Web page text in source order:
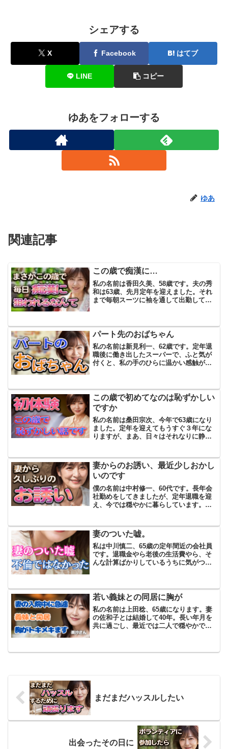
シェアする
X Facebook はてブ
LINE コピー
ゆあをフォローする
ゆあ
関連記事
この歳で痴漢に…
私の名前は香田久美、58歳です。夫の秀
和は63歳、先月定年を迎えました。それ
まで毎朝スーツに袖を通して出勤してい
むしりをしたり――そ...
パート先のおばちゃん
私の名前は新見利一、62歳です。定年退
職後に働き出したスーパーで、ふと気が
付くと、私の手のひらに温かい感触が触
離れていきました。「あっ、ごめんなさ
い！」美穂さんの声が、...
この歳で初めてなのは恥ずかしい
ですか
私の名前は桑田宗次、今年で63歳になり
ました。定年を迎えてもうすぐ３年にな
りますが、まあ、日々はそれなりに静か
を出て、それぞれに家庭を持ちました。
家の中はいつも整ってい...
妻からのお誘い、最近少しおかし
いのです
僕の名前は中村修一、60代です。長年会
社勤めをしてきましたが、定年退職を迎
え、今では穏やかに暮らしています。妻
おかしいと感じています。ある日、理恵
が僕のことを名前で呼ん...
妻のついた嘘。
私は中川慎二、65歳の定年間近の会社員
です。退職金やら老後の生活費やら、そ
んな計算ばかりしているうちに気がつけ
事にしてきたつもりでした。特に妻の美
和子とは、若い頃から苦...
若い義妹との同居に胸が
私の名前は上田稔、65歳になります。妻
の佐和子とは結婚して40年。長い年月を
共に過ごし、最近では二人で穏やかで静
まだまだハッスルしたい
出会ったその日に